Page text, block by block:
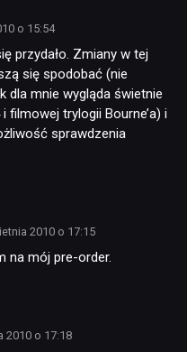
o 15:54
przydało. Zmiany w tej
się spodobać (nie
dla mnie wygląda świetnie
filmowej trylogii Bourne’a) i
sprawdzenia
2010 o 17:15
na mój pre-order.
2010 o 17:18